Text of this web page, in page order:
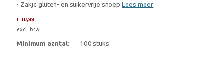
- Zakje gluten- en suikervrije snoepLees meer
€ 10,99
excl. btw
Minimum aantal: 100 stuks